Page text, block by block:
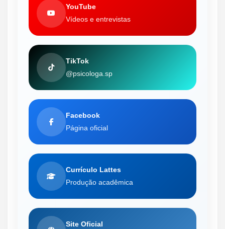
YouTube
Vídeos e entrevistas
TikTok
@psicologa.sp
Facebook
Página oficial
Currículo Lattes
Produção acadêmica
Site Oficial